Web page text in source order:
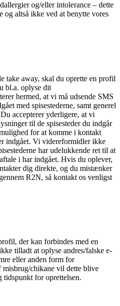
og/eller intolerance – dette
og altså ikke ved at benytte vores
take away, skal du oprette en profil
bl.a. oplyse dit
hermed, at vi må udsende SMS
med spisestederne, samt generel
accepterer yderligere, at vi
til de spisesteder du indgår
for at komme i kontakt
indgået. Vi videreformidler ikke
har udelukkende ret til at
i har indgået. Hvis du oplever,
dig direkte, og du mistænker
R2N, så kontakt os venligst
der kan forbindes med en
tilladt at oplyse andres/falske e-
eller anden form for
chikane vil dette blive
tidspunkt for oprettelsen.